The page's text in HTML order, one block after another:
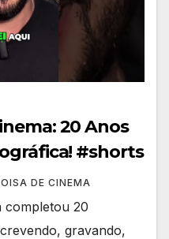
20 Anos
#shorts
DE CINEMA
completou 20
gravando,